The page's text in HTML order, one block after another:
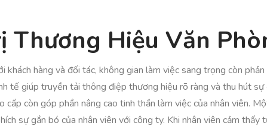
Thương Hiệu Văn
khách hàng và đối tác, không gian làm việc sang trọng còn
tế giúp truyền tải thông điệp thương hiệu rõ ràng và thu hút sự
cấp còn góp phần nâng cao tinh thần làm việc của nhân viên.
sự gắn bó của nhân viên với công ty. Khi nhân viên cảm